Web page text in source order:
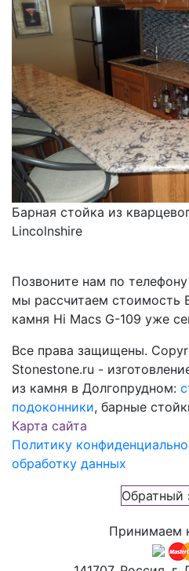
Барная стойка из
Lincolnshire
Позвоните нам по телефону
мы рассчитаем стоимость
камня Hi Macs G-109 уже
Все права защищены.
Stonestone.ru -
из камня в Долгопрудном:
подоконники, барные
Карта сайта
Политику
обработку данных
Обратный
Принимаем